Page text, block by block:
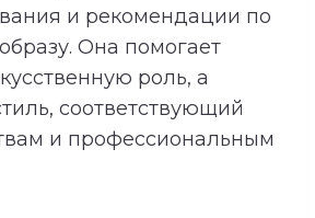
и рекомендации по
Она помогает
роль, а
соответствующий
и профессиональным